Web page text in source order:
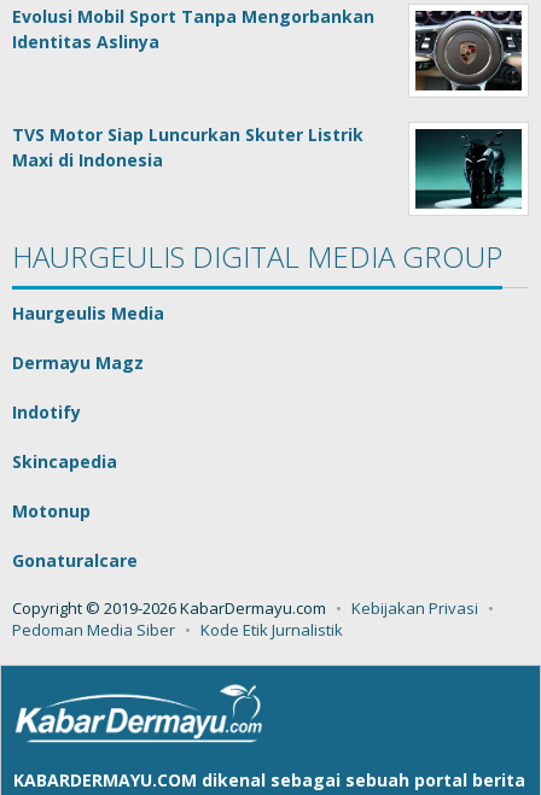
Evolusi Mobil Sport Tanpa Mengorbankan
Identitas Aslinya
TVS Motor Siap Luncurkan Skuter Listrik
Maxi di Indonesia
HAURGEULIS DIGITAL MEDIA GROUP
Haurgeulis Media
Dermayu Magz
Indotify
Skincapedia
Motonup
Gonaturalcare
Copyright © 2019-2026 KabarDermayu.com
Kebijakan Privasi
Pedoman Media Siber
Kode Etik Jurnalistik
KABARDERMAYU.COM dikenal sebagai sebuah portal berita